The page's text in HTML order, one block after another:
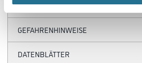
ZUSATZINFOS
GEFAHRENHINWEISE
DATENBLÄTTER